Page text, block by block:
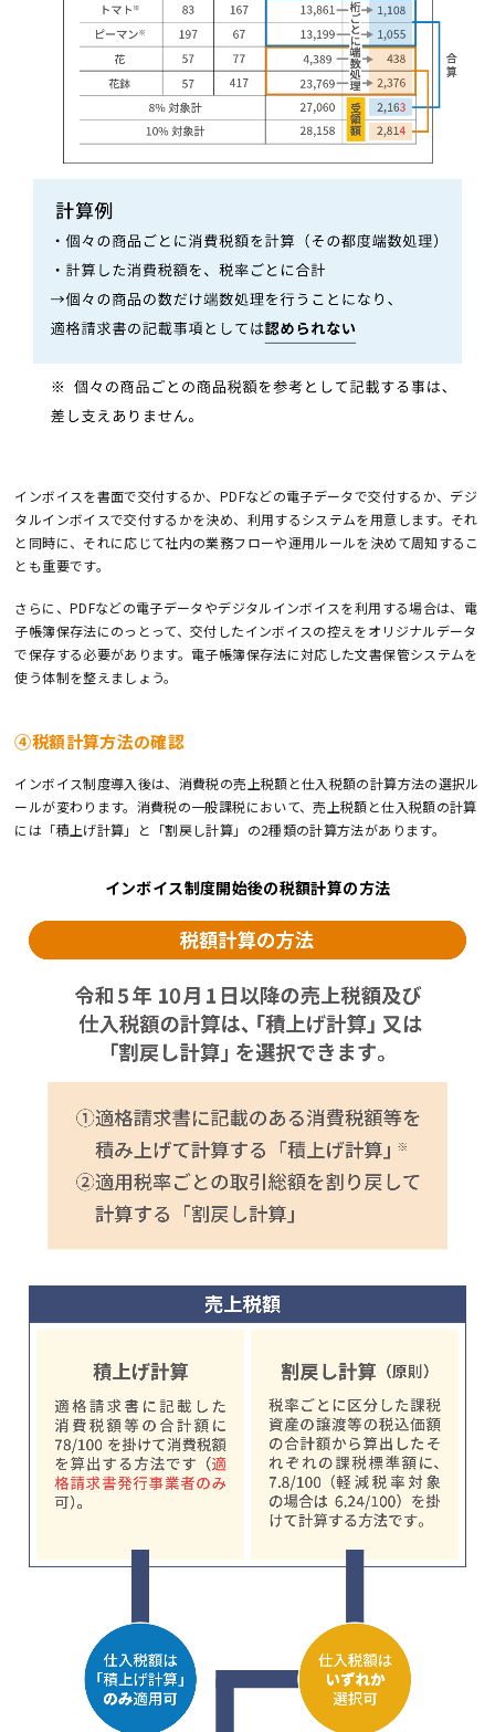
インボイスを書面で交付するか、PDFなどの電子データで交付するか、デジ
タルインボイスで交付するかを決め、利用するシステムを用意します。それ
と同時に、それに応じて社内の業務フローや運用ルールを決めて周知するこ
とも重要です。
さらに、PDFなどの電子データやデジタルインボイスを利用する場合は、電
子帳簿保存法にのっとって、交付したインボイスの控えをオリジナルデータ
で保存する必要があります。電子帳簿保存法に対応した文書保管システムを
使う体制を整えましょう。
④税額計算方法の確認
インボイス制度導入後は、消費税の売上税額と仕入税額の計算方法の選択ル
ールが変わります。消費税の一般課税において、売上税額と仕入税額の計算
には「積上げ計算」と「割戻し計算」の2種類の計算方法があります。
インボイス制度開始後の税額計算の方法